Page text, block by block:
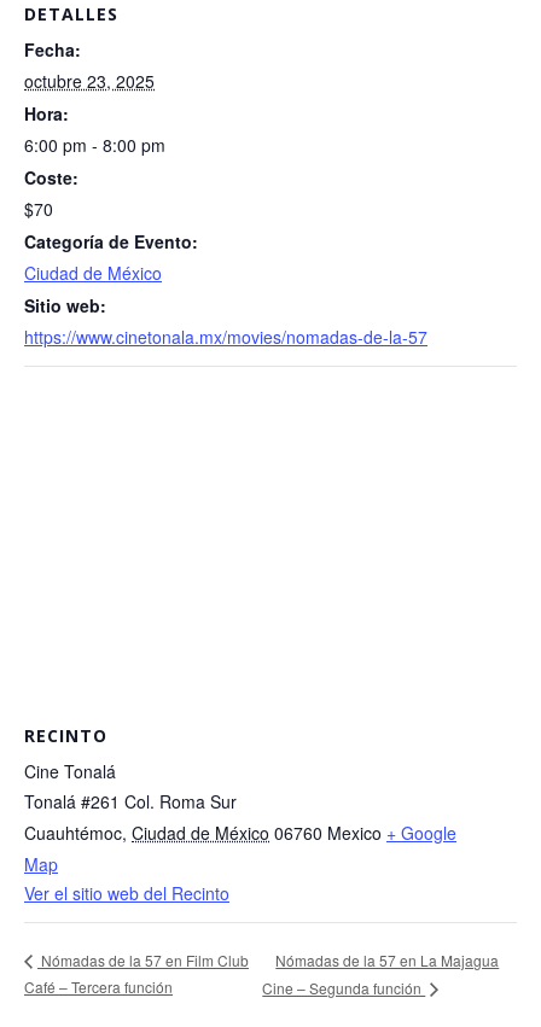
DETALLES
Fecha:
octubre 23, 2025
Hora:
6:00 pm - 8:00 pm
Coste:
$70
Categoría de Evento:
Ciudad de México
Sitio web:
https://www.cinetonala.mx/movies/nomadas-de-la-57
RECINTO
Cine Tonalá
Tonalá #261 Col. Roma Sur
Cuauhtémoc, Ciudad de México 06760 Mexico + Google
Map
Ver el sitio web del Recinto
Nómadas de la 57 en Film Club
Café – Tercera función
Nómadas de la 57 en La Majagua
Cine – Segunda función